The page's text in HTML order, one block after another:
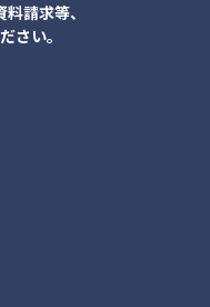
請求等、
さい。